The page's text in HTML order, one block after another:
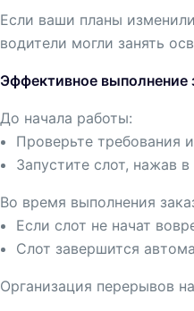
Если ваши планы
водители могли занять
Эффективное выполнение
До начала работы:
Проверьте требования
Запустите слот, нажав
Во время выполнения
Если слот не начат
Слот завершится
Организация перерывов